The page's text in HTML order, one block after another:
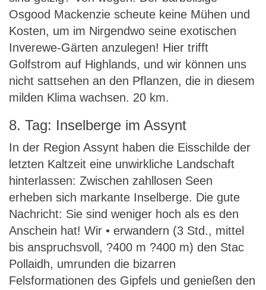
Osgood Mackenzie scheute keine Mühen und
Kosten, um im Nirgendwo seine exotischen
Inverewe-Gärten anzulegen! Hier trifft
Golfstrom auf Highlands, und wir können uns
nicht sattsehen an den Pflanzen, die in diesem
milden Klima wachsen. 20 km.
8. Tag: Inselberge im Assynt
In der Region Assynt haben die Eisschilde der
letzten Kaltzeit eine unwirkliche Landschaft
hinterlassen: Zwischen zahllosen Seen
erheben sich markante Inselberge. Die gute
Nachricht: Sie sind weniger hoch als es den
Anschein hat! Wir • erwandern (3 Std., mittel
bis anspruchsvoll, ?400 m ?400 m) den Stac
Pollaidh, umrunden die bizarren
Felsformationen des Gipfels und genießen den